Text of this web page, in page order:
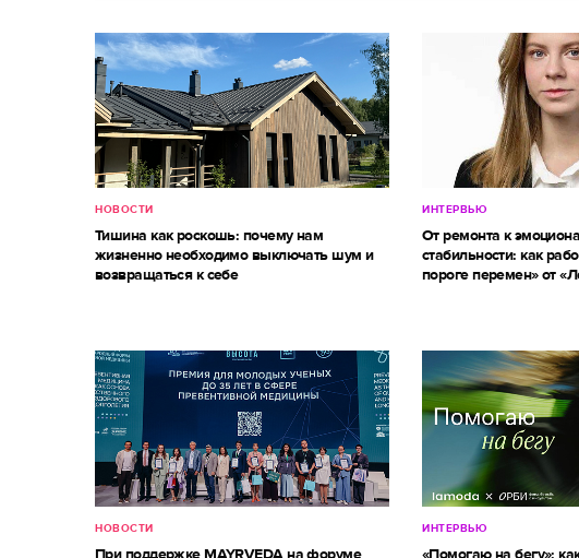
НОВОСТИ
Тишина как роскошь: почему нам
жизненно необходимо выключать шум и
возвращаться к себе
ИНТЕРВЬЮ
От ремонта к
стабильности: как
пороге перемен» от
НОВОСТИ
При поддержке MAYRVEDA на форуме
ИНТЕРВЬЮ
«Помогаю на бегу»: